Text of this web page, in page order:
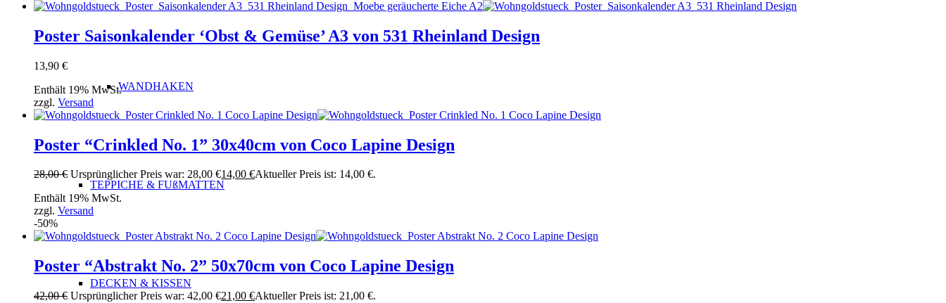
WANDHAKEN
TEPPICHE & FUßMATTEN
DECKEN & KISSEN
Poster Saisonkalender ‘Obst & Gemüse’ A3 von 531 Rheinland Design
13,90 €
Enthält 19% MwSt.
zzgl. Versand
Poster “Crinkled No. 1” 30x40cm von Coco Lapine Design
28,00€ Ursprünglicher Preis war: 28,00 €14,00 €Aktueller Preis ist: 14,00 €.
Enthält 19% MwSt.
zzgl. Versand
-50%
Poster “Abstrakt No. 2” 50x70cm von Coco Lapine Design
42,00€ Ursprünglicher Preis war: 42,00 €21,00 €Aktueller Preis ist: 21,00 €.